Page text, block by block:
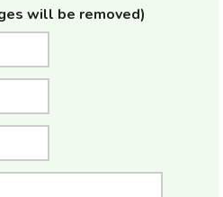
will be removed)